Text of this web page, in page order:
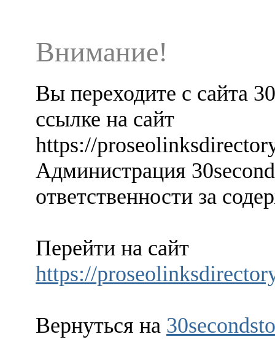
Внимание!
Вы переходите с сайта
ссылке на сайт
https://
Администрация
ответственности за
Перейти на сайт
https://
Вернуться на